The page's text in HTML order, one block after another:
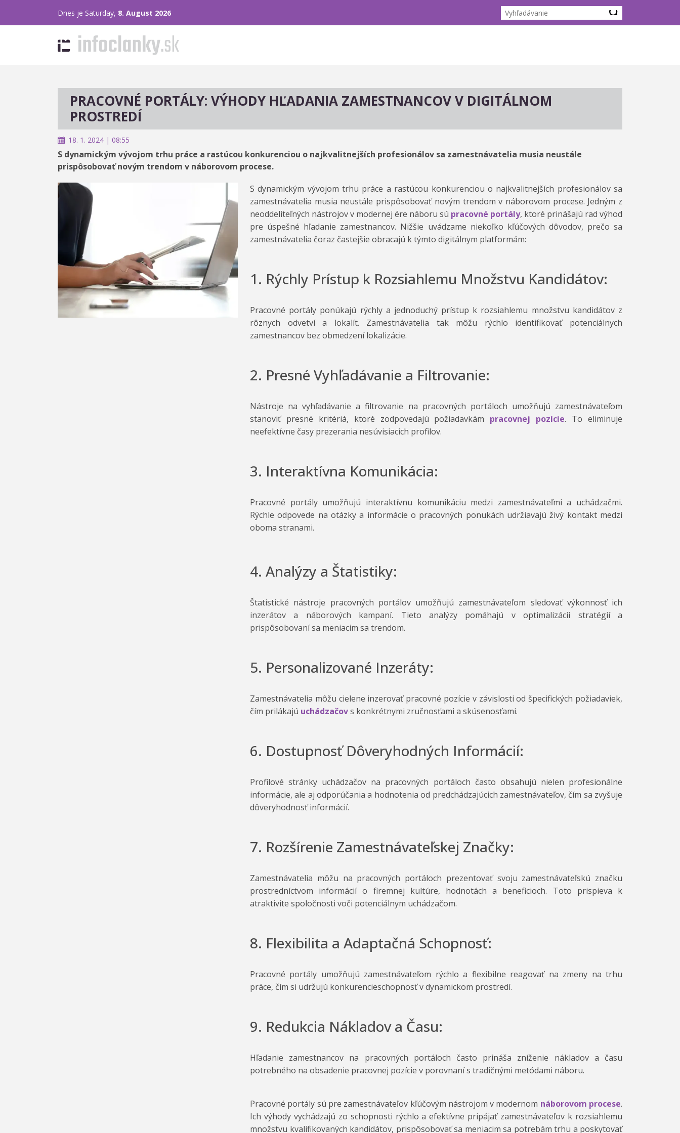
Dnes je Saturday, 8. August 2026
PRACOVNÉ PORTÁLY: VÝHODY HĽADANIA ZAMESTNANCOV V DIGITÁLNOM
PROSTREDÍ
18. 1. 2024 | 08:55
S dynamickým vývojom trhu práce a rastúcou konkurenciou o najkvalitnejších profesionálov sa zamestnávatelia musia neustále
prispôsobovať novým trendom v náborovom procese.
S dynamickým vývojom trhu práce a rastúcou konkurenciou o najkvalitnejších profesionálov sa
zamestnávatelia musia neustále prispôsobovať novým trendom v náborovom procese. Jedným z
neoddeliteľných nástrojov v modernej ére náboru sú pracovné portály, ktoré prinášajú rad výhod
pre úspešné hľadanie zamestnancov. Nižšie uvádzame niekoľko kľúčových dôvodov, prečo sa
zamestnávatelia čoraz častejšie obracajú k týmto digitálnym platformám:
1. Rýchly Prístup k Rozsiahlemu Množstvu Kandidátov:
Pracovné portály ponúkajú rýchly a jednoduchý prístup k rozsiahlemu množstvu kandidátov z
rôznych odvetví a lokalít. Zamestnávatelia tak môžu rýchlo identifikovať potenciálnych
zamestnancov bez obmedzení lokalizácie.
2. Presné Vyhľadávanie a Filtrovanie:
Nástroje na vyhľadávanie a filtrovanie na pracovných portáloch umožňujú zamestnávateľom
stanoviť presné kritériá, ktoré zodpovedajú požiadavkám pracovnej pozície. To eliminuje
neefektívne časy prezerania nesúvisiacich profilov.
3. Interaktívna Komunikácia:
Pracovné portály umožňujú interaktívnu komunikáciu medzi zamestnávateľmi a uchádzačmi.
Rýchle odpovede na otázky a informácie o pracovných ponukách udržiavajú živý kontakt medzi
oboma stranami.
4. Analýzy a Štatistiky:
Štatistické nástroje pracovných portálov umožňujú zamestnávateľom sledovať výkonnosť ich
inzerátov a náborových kampaní. Tieto analýzy pomáhajú v optimalizácii stratégií a
prispôsobovaní sa meniacim sa trendom.
5. Personalizované Inzeráty:
Zamestnávatelia môžu cielene inzerovať pracovné pozície v závislosti od špecifických požiadaviek,
čím prilákajú uchádzačovs konkrétnymi zručnosťami a skúsenosťami.
6. Dostupnosť Dôveryhodných Informácií:
Profilové stránky uchádzačov na pracovných portáloch často obsahujú nielen profesionálne
informácie, ale aj odporúčania a hodnotenia od predchádzajúcich zamestnávateľov, čím sa zvyšuje
dôveryhodnosť informácií.
7. Rozšírenie Zamestnávateľskej Značky:
Zamestnávatelia môžu na pracovných portáloch prezentovať svoju zamestnávateľskú značku
prostredníctvom informácií o firemnej kultúre, hodnotách a beneficioch. Toto prispieva k
atraktivite spoločnosti voči potenciálnym uchádzačom.
8. Flexibilita a Adaptačná Schopnosť:
Pracovné portály umožňujú zamestnávateľom rýchlo a flexibilne reagovať na zmeny na trhu
práce, čím si udržujú konkurencieschopnosť v dynamickom prostredí.
9. Redukcia Nákladov a Času:
Hľadanie zamestnancov na pracovných portáloch často prináša zníženie nákladov a času
potrebného na obsadenie pracovnej pozície v porovnaní s tradičnými metódami náboru.
Pracovné portály sú pre zamestnávateľov kľúčovým nástrojom v modernom náborovom procese.
Ich výhody vychádzajú zo schopnosti rýchlo a efektívne pripájať zamestnávateľov k rozsiahlemu
množstvu kvalifikovaných kandidátov, prispôsobovať sa meniacim sa potrebám trhu a poskytovať